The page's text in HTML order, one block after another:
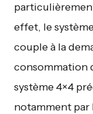
effet, le
couple à la
consommation
système 4×4
notamment